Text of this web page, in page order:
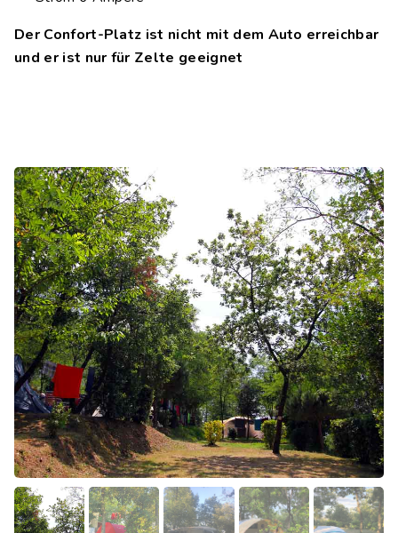
Der Confort-Platz ist nicht mit dem Auto erreichbar
und er ist nur für Zelte geeignet